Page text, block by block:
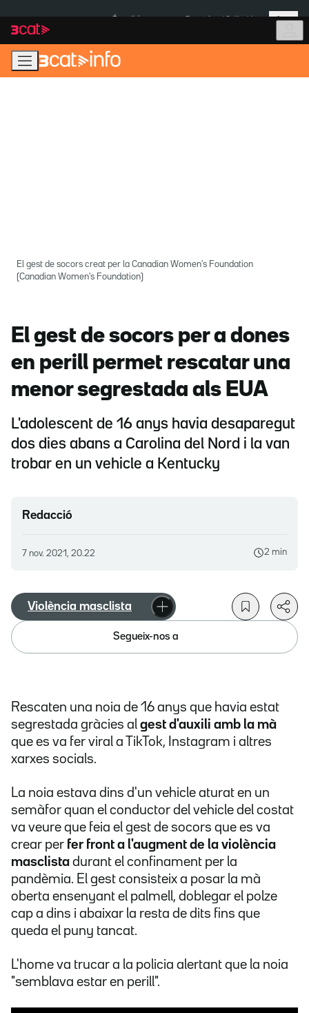
navegació
principal
contingut
Més
El gest de socors creat per la Canadian Women's Foundation
(Canadian Women's Foundation)
El gest de socors per a dones
en perill permet rescatar una
menor segrestada als EUA
L'adolescent de 16 anys havia desaparegut
dos dies abans a Carolina del Nord i la van
trobar en un vehicle a Kentucky
Redacció
7 nov. 2021, 20.22 2 min
Violència masclista
Segueix-nos a
Rescaten una noia de 16 anys que havia estat
segrestada gràcies al gest d'auxili amb la mà
que es va fer viral a TikTok, Instagram i altres
xarxes socials.
La noia estava dins d'un vehicle aturat en un
semàfor quan el conductor del vehicle del costat
va veure que feia el gest de socors que es va
crear per fer front a l'augment de la violència
masclista durant el confinament per la
pandèmia. El gest consisteix a posar la mà
oberta ensenyant el palmell, doblegar el polze
cap a dins i abaixar la resta de dits fins que
queda el puny tancat.
L'home va trucar a la policia alertant que la noia
"semblava estar en perill".